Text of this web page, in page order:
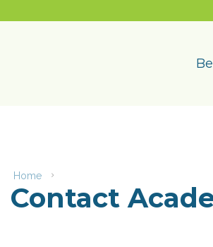
content
Home
Academie
Maasmechelen
Contact